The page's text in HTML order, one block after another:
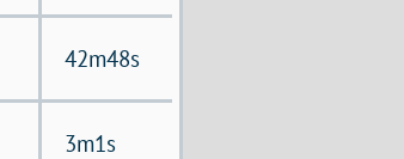
42m48s
3m1s